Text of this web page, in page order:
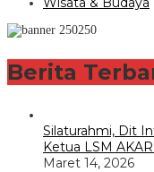
Berita
Silaturahmi, Dit
Ketua LSM
Maret 14, 2026